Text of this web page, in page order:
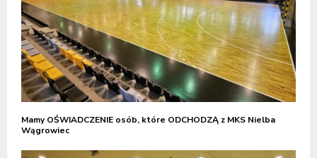
Mamy OŚWIADCZENIE osób, które ODCHODZĄ z MKS Nielba
Wągrowiec